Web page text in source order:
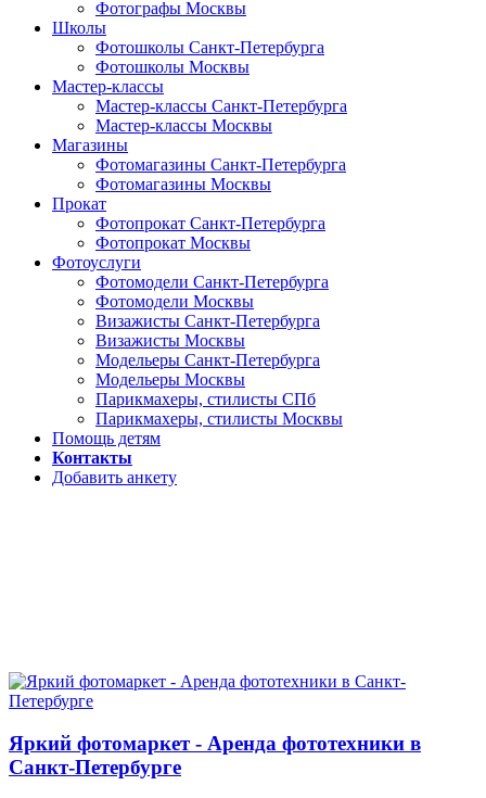
Фотографы Москвы
Школы
Фотошколы Санкт-Петербурга
Фотошколы Москвы
Мастер-классы
Мастер-классы Санкт-Петербурга
Мастер-классы Москвы
Магазины
Фотомагазины Санкт-Петербурга
Фотомагазины Москвы
Прокат
Фотопрокат Санкт-Петербурга
Фотопрокат Москвы
Фотоуслуги
Фотомодели Санкт-Петербурга
Фотомодели Москвы
Визажисты Санкт-Петербурга
Визажисты Москвы
Модельеры Санкт-Петербурга
Модельеры Москвы
Парикмахеры, стилисты СПб
Парикмахеры, стилисты Москвы
Помощь детям
Контакты
Добавить анкету
Яркий фотомаркет - Аренда фототехники в
Санкт-Петербурге